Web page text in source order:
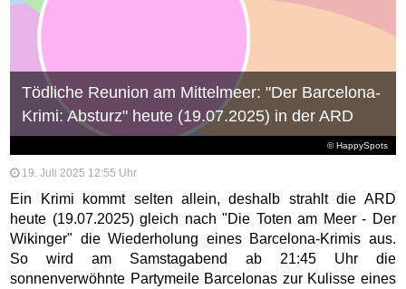
© HappySpots
Tödliche Reunion am Mittelmeer: "Der Barcelona-
Krimi: Absturz" heute (19.07.2025) in der ARD
19. Juli 2025 12:55 Uhr
Ein Krimi kommt selten allein, deshalb strahlt die ARD
heute (19.07.2025) gleich nach "Die Toten am Meer - Der
Wikinger" die Wiederholung eines Barcelona-Krimis aus.
So wird am Samstagabend ab 21:45 Uhr die
sonnenverwöhnte Partymeile Barcelonas zur Kulisse eines